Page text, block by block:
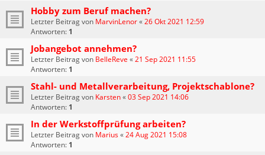
Hobby zum Beruf machen?
Letzter Beitrag von MarvinLenor«26 Okt 2021 12:59
Antworten: 1
Jobangebot annehmen?
Letzter Beitrag von BelleReve «21 Sep 2021 11:55
Antworten: 1
Stahl- und Metallverarbeitung, Projektschablone?
Letzter Beitrag von Karsten«03 Sep 2021 14:06
Antworten: 1
In der Werkstoffprüfung arbeiten?
Letzter Beitrag von Marius«24 Aug 2021 15:08
Antworten: 1